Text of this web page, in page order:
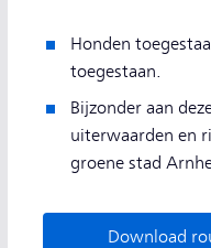
Honden
toegestaan.
Bijzonder aan
uiterwaarden en
groene stad
Download